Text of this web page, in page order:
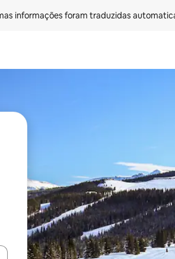
informações foram traduzidas